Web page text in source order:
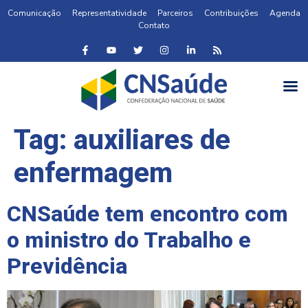
Comunicação Representatividade Parceiros Contribuições
Agenda
Contato
Tag: auxiliares de
enfermagem
CNSaúde tem encontro com
o ministro do Trabalho e
Previdência